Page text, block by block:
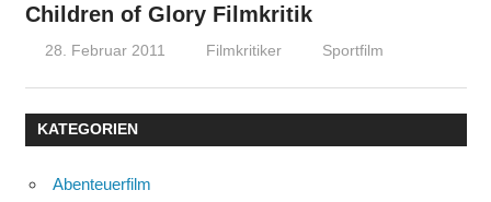
Children of Glory Filmkritik
28. Februar 2011 Filmkritiker Sportfilm
KATEGORIEN
Abenteuerfilm